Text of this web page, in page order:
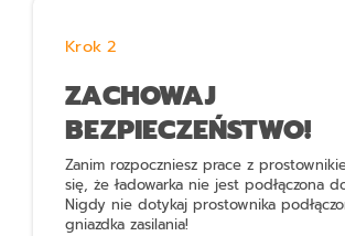
Krok 2
ZACHOWAJ
BEZPIECZEŃSTWO!
Zanim rozpoczniesz prace z
się, że ładowarka nie jest podłączona
Nigdy nie dotykaj prostownika
gniazdka zasilania!